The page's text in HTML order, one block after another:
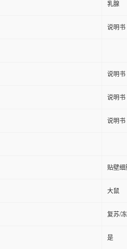
乳腺
说明书
说明书
说明书
说明书
贴壁细
大鼠
复苏/
是